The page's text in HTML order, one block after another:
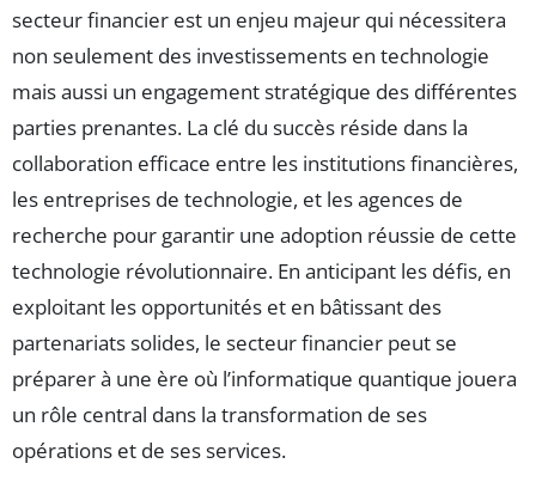
secteur financier est un enjeu majeur qui nécessitera
non seulement des investissements en technologie
mais aussi un engagement stratégique des différentes
parties prenantes. La clé du succès réside dans la
collaboration efficace entre les institutions financières,
les entreprises de technologie, et les agences de
recherche pour garantir une adoption réussie de cette
technologie révolutionnaire. En anticipant les défis, en
exploitant les opportunités et en bâtissant des
partenariats solides, le secteur financier peut se
préparer à une ère où l’informatique quantique jouera
un rôle central dans la transformation de ses
opérations et de ses services.